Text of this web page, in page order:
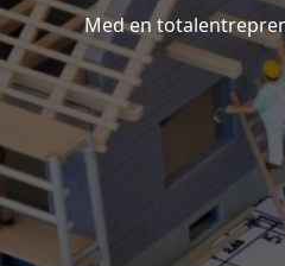
Med en